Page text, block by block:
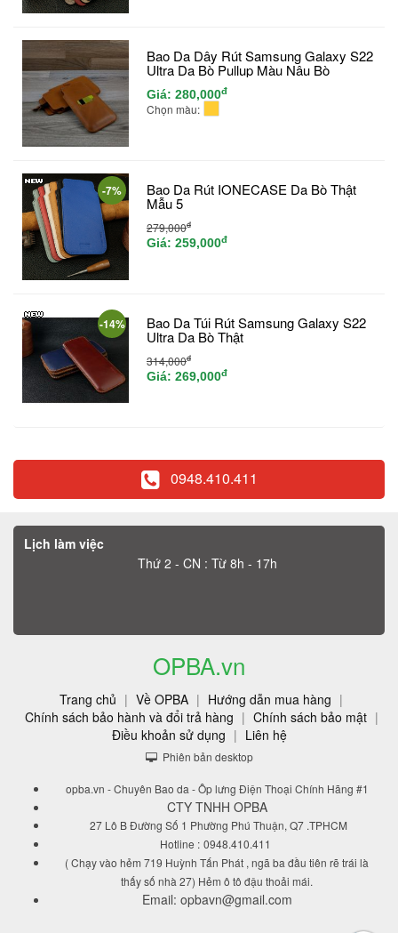
Bao Da Dây Rút Samsung Galaxy S22
Ultra Da Bò Pullup Màu Nâu Bò
Giá: 280,000đ
Chọn màu:
-7% Bao Da Rút IONECASE Da Bò Thật
Mẫu 5
279,000đ
Giá: 259,000đ
-14% Bao Da Túi Rút Samsung Galaxy S22
Ultra Da Bò Thật
314,000đ
Giá: 269,000đ
0948.410.411
Lịch làm việc
Thứ 2 - CN : Từ 8h - 17h
OPBA.vn
Trang chủ | Về OPBA | Hướng dẫn mua hàng |
Chính sách bảo hành và đổi trả hàng | Chính sách bảo mật |
Điều khoản sử dụng | Liên hệ
Phiên bản desktop
opba.vn - Chuyên Bao da - Ôp lưng Điện Thoại Chính Hãng #1
CTY TNHH OPBA
27 Lô B Đường Số 1 Phường Phú Thuận, Q7 .TPHCM
Hotline : 0948.410.411
( Chạy vào hẻm 719 Huỳnh Tấn Phát , ngã ba đầu tiên rẽ trái là
thấy số nhà 27) Hẻm ô tô đậu thoải mái.
Email: opbavn@gmail.com